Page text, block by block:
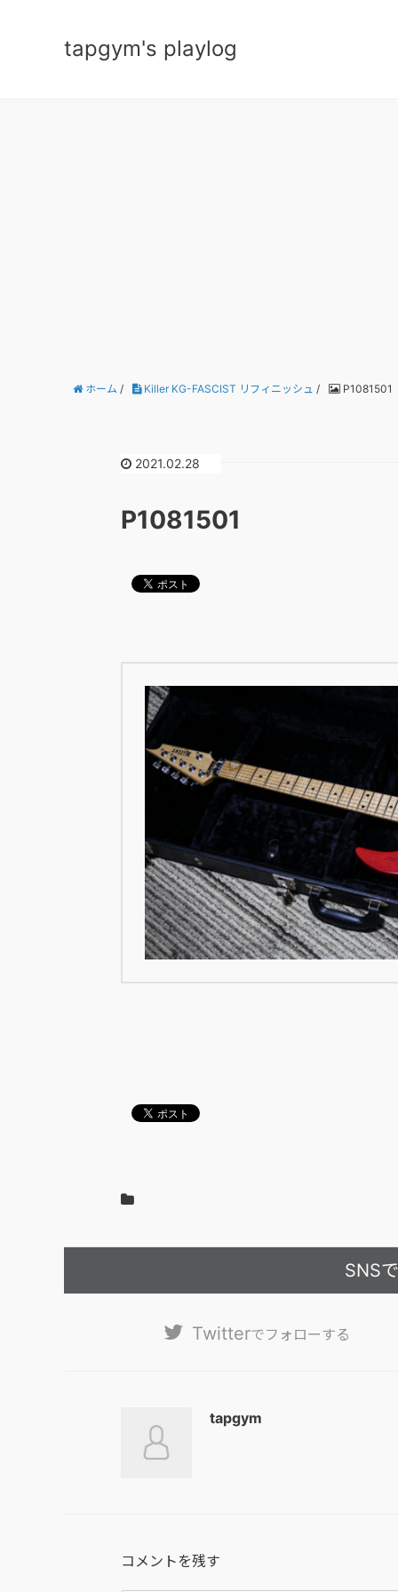
tapgym's playlog
ホーム / Killer KG-FASCIST リフィニッシュ / P1081501
2021.02.28
P1081501
SNS
Twitterでフォローする
tapgym
コメントを残す